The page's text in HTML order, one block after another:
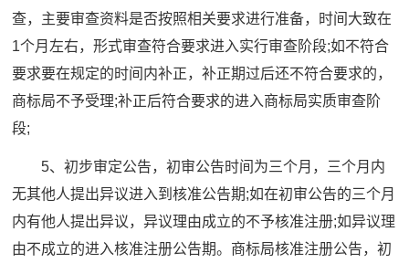
查，主要审查资料是否按照相关要求进行准备，时间大致在
1个月左右，形式审查符合要求进入实行审查阶段;如不符合
要求要在规定的时间内补正，补正期过后还不符合要求的，
商标局不予受理;补正后符合要求的进入商标局实质审查阶
段;
5、初步审定公告，初审公告时间为三个月，三个月内
无其他人提出异议进入到核准公告期;如在初审公告的三个月
内有他人提出异议，异议理由成立的不予核准注册;如异议理
由不成立的进入核准注册公告期。商标局核准注册公告，初